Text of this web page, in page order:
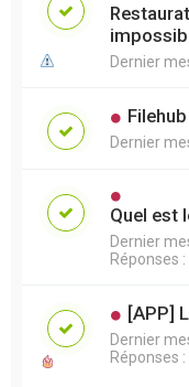
Dernier
Filehub
Dernier
Quel est
Dernier
Réponses :
[APP]
Dernier
Réponses :